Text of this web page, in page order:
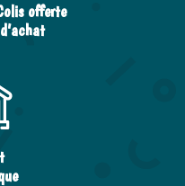
offerte